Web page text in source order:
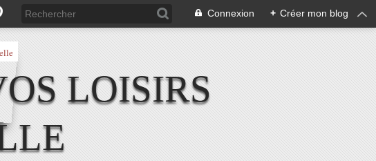
Connexion + Créer mon blog
LOISIRS